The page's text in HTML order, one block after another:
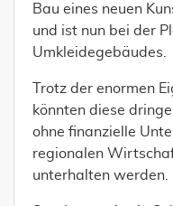
Bau eines neuen
und ist nun bei der
Umkleidegebäudes.
Trotz der enormen
könnten diese
ohne finanzielle
regionalen
unterhalten werden.